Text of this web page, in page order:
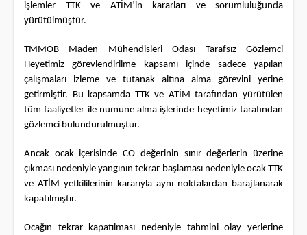
işlemler TTK ve ATİM’in kararları ve sorumluluğunda
yürütülmüştür.
TMMOB Maden Mühendisleri Odası Tarafsız Gözlemci
Heyetimiz görevlendirilme kapsamı içinde sadece yapılan
çalışmaları izleme ve tutanak altına alma görevini yerine
getirmiştir. Bu kapsamda TTK ve ATİM tarafından yürütülen
tüm faaliyetler ile numune alma işlerinde heyetimiz tarafından
gözlemci bulundurulmuştur.
Ancak ocak içerisinde CO değerinin sınır değerlerin üzerine
çıkması nedeniyle yangının tekrar başlaması nedeniyle ocak TTK
ve ATİM yetkililerinin kararıyla aynı noktalardan barajlanarak
kapatılmıştır.
Ocağın tekrar kapatılması nedeniyle tahmini olay yerlerine